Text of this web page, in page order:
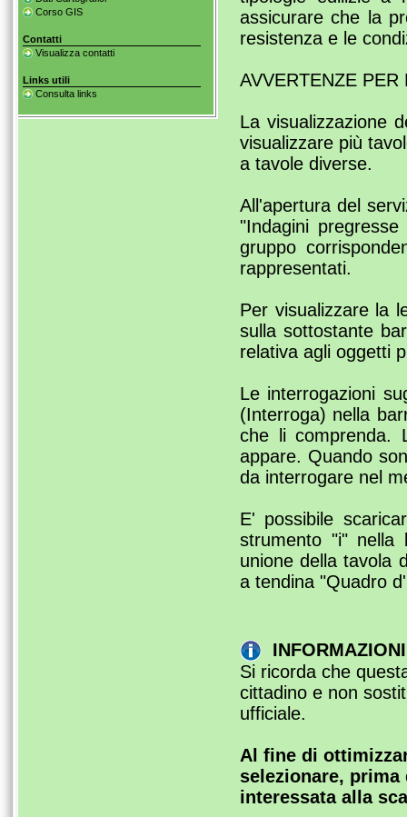
Corso GIS
Contatti
Visualizza contatti
Links utili
Consulta links
assicurare che la
resistenza e le
AVVERTENZE
La visualizzazione
visualizzare più
a tavole diverse.
All'apertura del
"Indagini
gruppo
rappresentati.
Per visualizzare la
sulla sottostante
relativa agli oggetti
Le interrogazioni
(Interroga) nella
che li comprenda.
appare. Quando
da interrogare nel
E' possibile
strumento "i" nella
unione della tavola
a tendina "Quadro
Si ricorda che
cittadino e non
ufficiale.
Al fine di
selezionare,
interessata alla